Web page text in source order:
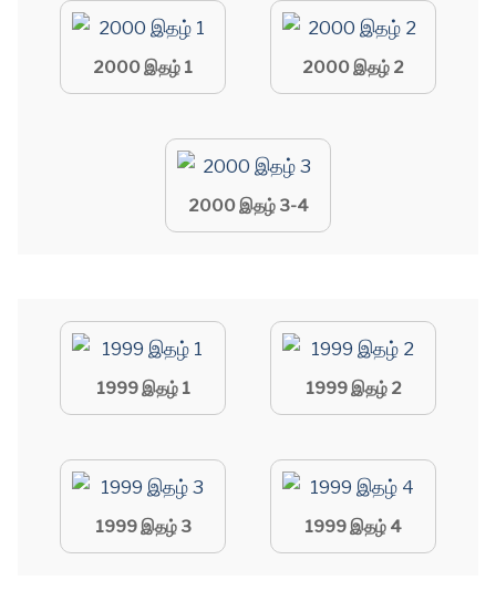
2000 இதழ் 1 2000 இதழ் 2
2000 இதழ் 3-4
1999 இதழ் 1 1999 இதழ் 2
1999 இதழ் 3 1999 இதழ் 4